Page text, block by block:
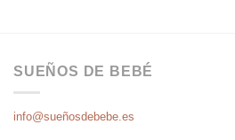
SUEÑOS DE BEBÉ
info@sueñosdebebe.es